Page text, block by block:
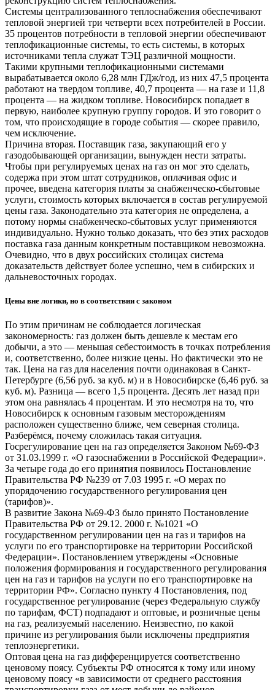
Системы централизованного теплоснабжения обеспечивают
тепловой энергией три четверти всех потребителей в России.
35 процентов потребности в тепловой энергии обеспечивают
теплофикационные системы, то есть системы, в которых
источниками тепла служат ТЭЦ различной мощности.
Такими крупными теплофикационными системами
вырабатывается около 6,28 млн ГДж/год, из них 47,5 процента
работают на твердом топливе, 40,7 процента — на газе и 11,8
процента — на жидком топливе. Новосибирск попадает в
первую, наиболее крупную группу городов. И это говорит о
том, что происходящие в городе события — скорее правило,
чем исключение.
Причина вторая. Поставщик газа, закупающий его у
газодобывающей организации, вынужден нести затраты.
Чтобы при регулируемых ценах на газ он мог это сделать,
содержа при этом штат сотрудников, оплачивая офис и
прочее, введена категория платы за снабженческо-сбытовые
услуги, стоимость которых включается в состав регулируемой
цены газа. Законодательно эта категория не определена, а
потому нормы снабженческо-сбытовых услуг применяются
индивидуально. Нужно только доказать, что без этих расходов
поставка газа данным конкретным поставщиком невозможна.
Очевидно, что в двух российских столицах система
доказательств действует более успешно, чем в сибирских и
дальневосточных городах.
Цены вне логики, но в соответствии с законом
По этим причинам не соблюдается логическая
закономерность: газ должен быть дешевле к местам его
добычи, а это — меньшая себестоимость в точках потребления
и, соответственно, более низкие цены. Но фактически это не
так. Цена на газ для населения почти одинаковая в Санкт-
Петербурге (6,56 руб. за куб. м) и в Новосибирске (6,46 руб. за
куб. м). Разница — всего 1,5 процента. Десять лет назад при
этом она равнялась 4 процентам. И это несмотря на то, что
Новосибирск к основным газовым месторождениям
расположен существенно ближе, чем северная столица.
Разберёмся, почему сложилась такая ситуация.
Госрегулирование цен на газ определяется Законом №69-ФЗ
от 31.03.1999 г. «О газоснабжении в Российской Федерации».
За четыре года до его принятия появилось Постановление
Правительства РФ №239 от 7.03 1995 г. «О мерах по
упорядочению государственного регулирования цен
(тарифов)».
В развитие Закона №69-ФЗ было принято Постановление
Правительства РФ от 29.12. 2000 г. №1021 «О
государственном регулировании цен на газ и тарифов на
услуги по его транспортировке на территории Российской
Федерации». Постановлением утверждены «Основные
положения формирования и государственного регулирования
цен на газ и тарифов на услуги по его транспортировке на
территории РФ». Согласно пункту 4 Постановления, под
государственное регулирование (через Федеральную службу
по тарифам, ФСТ) подпадают и оптовые, и розничные цены
на газ, реализуемый населению. Неизвестно, по какой
причине из регулирования были исключены предприятия
теплоэнергетики.
Оптовая цена на газ дифференцируется соответственно
ценовому поясу. Субъекты РФ относятся к тому или иному
ценовому поясу «в зависимости от среднего расстояния